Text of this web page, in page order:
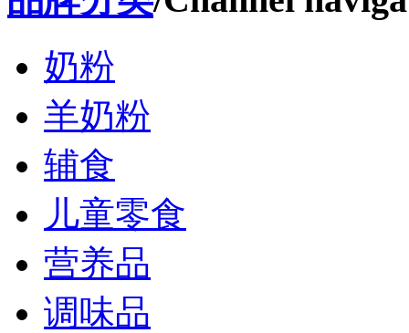
奶粉
羊奶粉
辅食
儿童零食
营养品
调味品